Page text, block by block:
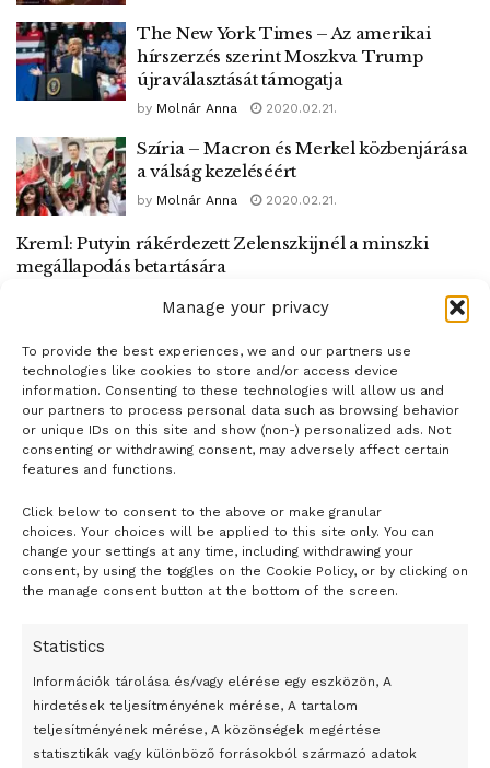
Manage your privacy
To provide the best experiences, we and our partners use
technologies like cookies to store and/or access device
information. Consenting to these technologies will allow us and
our partners to process personal data such as browsing behavior
or unique IDs on this site and show (non-) personalized ads. Not
consenting or withdrawing consent, may adversely affect certain
features and functions.
Click below to consent to the above or make granular
choices. Your choices will be applied to this site only. You can
change your settings at any time, including withdrawing your
consent, by using the toggles on the Cookie Policy, or by clicking on
the manage consent button at the bottom of the screen.
Statistics
Információk tárolása és/vagy elérése egy eszközön, A
hirdetések teljesítményének mérése, A tartalom
teljesítményének mérése, A közönségek megértése
statisztikák vagy különböző forrásokból származó adatok
The New York Times – Az amerikai
hírszerzés szerint Moszkva Trump
újraválasztását támogatja
by Molnár Anna 2020.02.21.
Szíria – Macron és Merkel közbenjárása
a válság kezeléséért
by Molnár Anna 2020.02.21.
Kreml: Putyin rákérdezett Zelenszkijnél a minszki
megállapodás betartására
2
- H I R D E T É S -